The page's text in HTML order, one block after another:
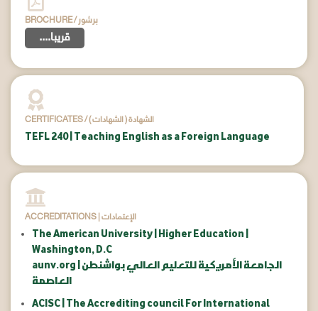
BROCHURE / برشور
....قريبا
CERTIFICATES / ( الشهادات ) الشهادة
TEFL 240 | Teaching English as a Foreign Language
ACCREDITATIONS | الإعتمادات
The American University | Higher Education |
Washington, D.C
aunv.org | الجامعة الأمريكية للتعليم العالي بواشنطن
العاصمة
ACISC | The Accrediting council For International